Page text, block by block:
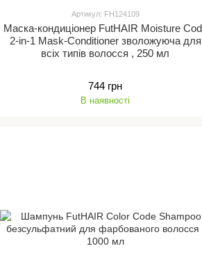
Артикул: FH124109
Маска-кондиціонер FutHAIR Moisture
2-in-1 Mask-Conditioner зволожуюча для
всіх типів волосся , 250 мл
744 грн
В наявності